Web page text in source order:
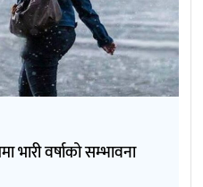
वर्षाको सम्भावना